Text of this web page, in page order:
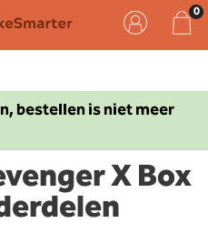
bestellen is niet meer
X Box